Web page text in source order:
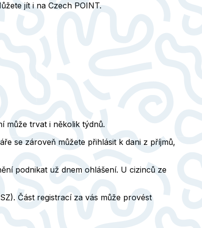
jít i na Czech POINT.
může trvat i několik týdnů.
se zároveň můžete přihlásit k dani z příjmů,
podnikat už dnem ohlášení. U cizinců ze
Část registrací za vás může provést